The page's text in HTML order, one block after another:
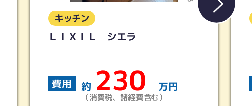
キッチン
【LIXIL】キッチン シエラＳ
費用 約 160
（消費税、諸経費含む）